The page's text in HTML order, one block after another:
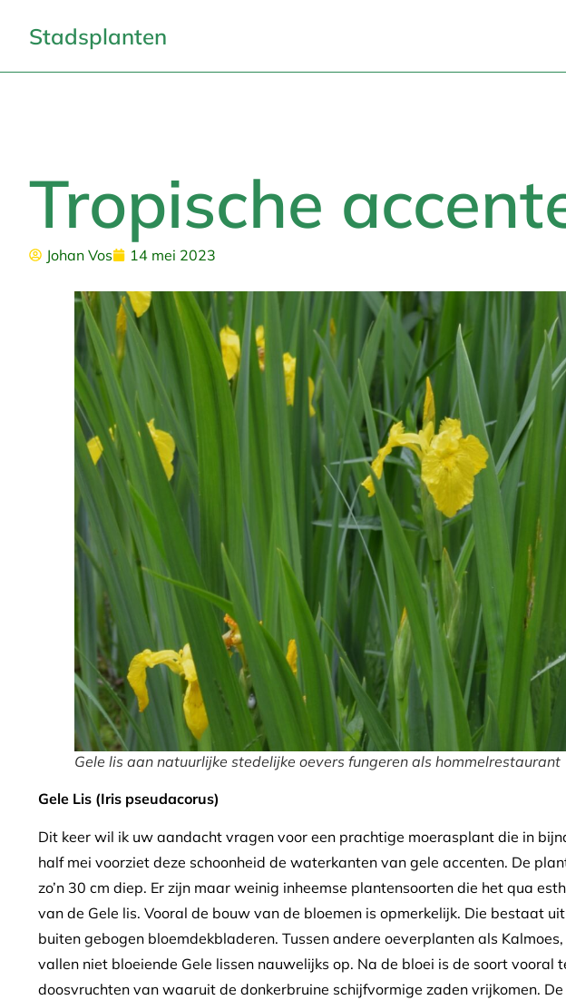
Stadsplanten
Tropische
Johan Vos 14 mei 2023
Gele lis aan natuurlijke stedelijke oevers fungeren als hommelrestaurant
Gele Lis (Iris pseudacorus)
Dit keer wil ik uw aandacht vragen voor een prachtige moerasplant die in
half mei voorziet deze schoonheid de waterkanten van gele accenten. De
zo’n 30 cm diep. Er zijn maar weinig inheemse plantensoorten die het qua
van de Gele lis. Vooral de bouw van de bloemen is opmerkelijk. Die bestaat
buiten gebogen bloemdekbladeren. Tussen andere oeverplanten als
vallen niet bloeiende Gele lissen nauwelijks op. Na de bloei is de soort vooral
doosvruchten van waaruit de donkerbruine schijfvormige zaden vrijkomen.